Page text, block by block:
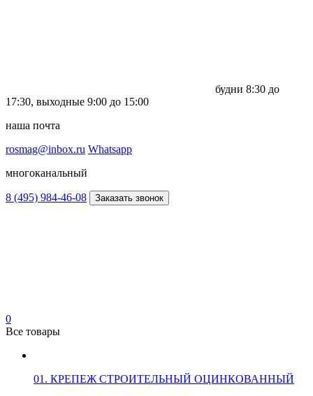
будни 8:30 до
17:30, выходные 9:00 до 15:00
наша почта
rosmag@inbox.ru Whatsapp
многоканальный
8 (495) 984-46-08 Заказать звонок
0
Все товары
01. КРЕПЕЖ СТРОИТЕЛЬНЫЙ ОЦИНКОВАННЫЙ